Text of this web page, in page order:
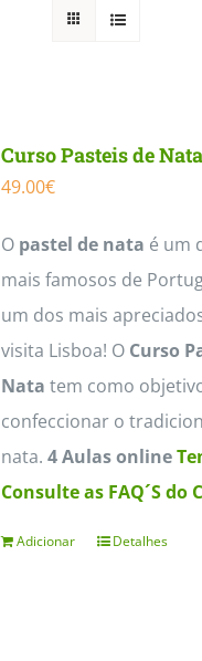
Curso Pasteis de Nata
49.00€
O pastel de nata é um
mais famosos de
um dos mais
visita Lisboa! O Curso
Nata tem como
confeccionar o
nata. 4 Aulas online
Consulte as FAQ´S do
Adicionar Detalhes